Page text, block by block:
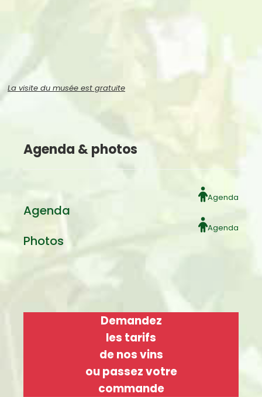
La visite du musée est gratuite
Agenda & photos
Agenda
Agenda
Agenda
Photos
Demandez
les tarifs
de nos vins
ou passez votre
commande